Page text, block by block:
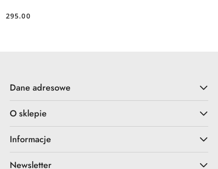
Cena:
295.00
Dane adresowe
O sklepie
Informacje
Newsletter